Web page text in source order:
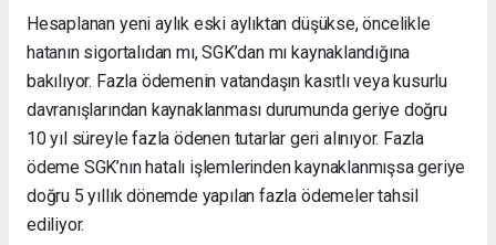
Hesaplanan yeni aylık eski aylıktan düşükse, öncelikle
hatanın sigortalıdan mı, SGK’dan mı kaynaklandığına
bakılıyor. Fazla ödemenin vatandaşın kasıtlı veya kusurlu
davranışlarından kaynaklanması durumunda geriye doğru
10 yıl süreyle fazla ödenen tutarlar geri alınıyor. Fazla
ödeme SGK’nın hatalı işlemlerinden kaynaklanmışsa geriye
doğru 5 yıllık dönemde yapılan fazla ödemeler tahsil
ediliyor.